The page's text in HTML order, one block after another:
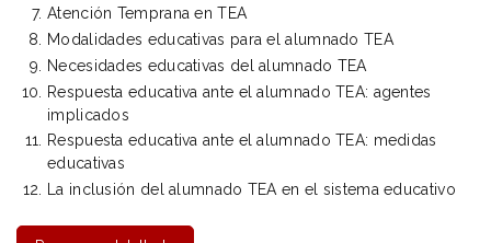
Atención Temprana en TEA
Modalidades educativas para el alumnado TEA
Necesidades educativas del alumnado TEA
Respuesta educativa ante el alumnado TEA: agentes
implicados
Respuesta educativa ante el alumnado TEA: medidas
educativas
La inclusión del alumnado TEA en el sistema educativo